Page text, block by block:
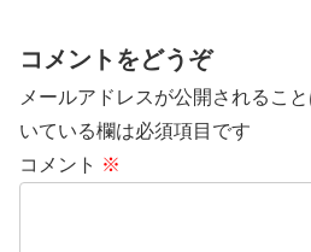
コメントをどうぞ
メールアドレスが公開されること
いている欄は必須項目です
コメント ※